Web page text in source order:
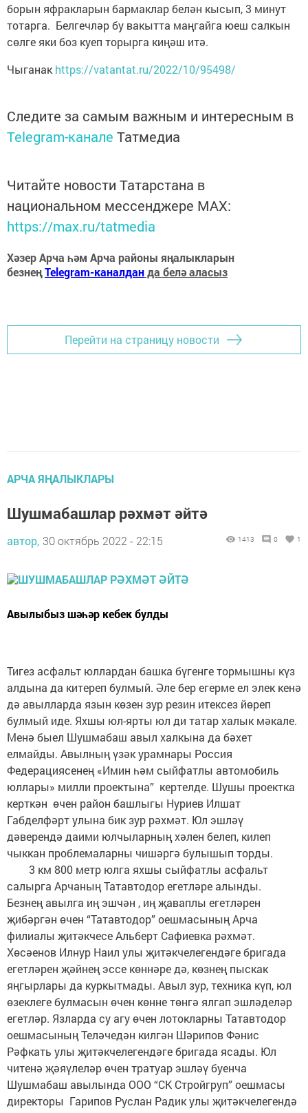
борын яфракларын бармаклар белән кысып, 3 минут
тотарга. Белгечләр бу вакытта маңгайга юеш салкын
сөлге яки боз куеп торырга киңәш итә.
Чыганак https://vatantat.ru/2022/10/95498/
Следите за самым важным и интересным в
Telegram-канале Татмедиа
Читайте новости Татарстана в
национальном мессенджере MАХ:
https://max.ru/tatmedia
Хәзер Арча һәм Арча районы яңалыкларын
безнеңTelegram-каналданда белә аласыз
Перейти на страницу новости
АРЧА ЯҢАЛЫКЛАРЫ
Шушмабашлар рәхмәт әйтә
автор, 30 октябрь 2022 - 22:15 1413 0 1
Авылыбыз шәһәр кебек булды
Тигез асфальт юллардан башка бүгенге тормышны күз
алдына да китереп булмый. Әле бер егерме ел элек кенә
дә авылларда язын көзен зур резин итексез йөреп
булмый иде. Яхшы юл-ярты юл ди татар халык мәкале.
Менә быел Шушмабаш авыл халкына да бәхет
елмайды. Авылның үзәк урамнары Россия
Федерациясенең «Имин һәм сыйфатлы автомобиль
юллары» милли проектына” кертелде. Шушы проектка
керткән өчен район башлыгы Нуриев Илшат
Габделфәрт улына бик зур рәхмәт. Юл эшләү
дәверендә даими юлчыларның хәлен белеп, килеп
чыккан проблемаларны чишәргә булышып торды.
3 км 800 метр юлга яхшы сыйфатлы асфальт
салырга Арчаның Татавтодор егетләре алынды.
Безнең авылга иң эшчән , иң җаваплы егетләрен
җибәргән өчен “Татавтодор” оешмасының Арча
филиалы җитәкчесе Альберт Сафиевка рәхмәт.
Хөсәенов Илнур Наил улы җитәкчелегендәге бригада
егетләрен җәйнең эссе көннәре дә, көзнең пыскак
яңгырлары да куркытмады. Авыл зур, техника күп, юл
өзеклеге булмасын өчен көнне төнгә ялгап эшләделәр
егетләр. Язларда су агу өчен лотокларны Татавтодор
оешмасының Теләчедән килгән Шәрипов Фәнис
Рәфкать улы җитәкчелегендәге бригада ясады. Юл
читенә җәяүлеләр өчен тратуар эшләү буенча
Шушмабаш авылында ООО “СК Стройгруп” оешмасы
директоры Гарипов Руслан Радик улы җитәкчелегендә